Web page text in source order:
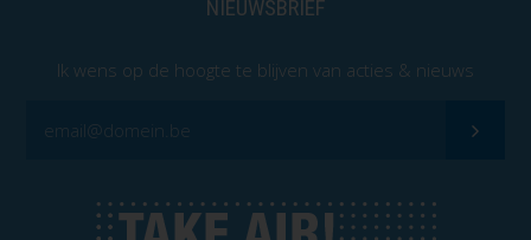
NIEUWSBRIEF
Ik wens op de hoogte te blijven van acties & nieuws